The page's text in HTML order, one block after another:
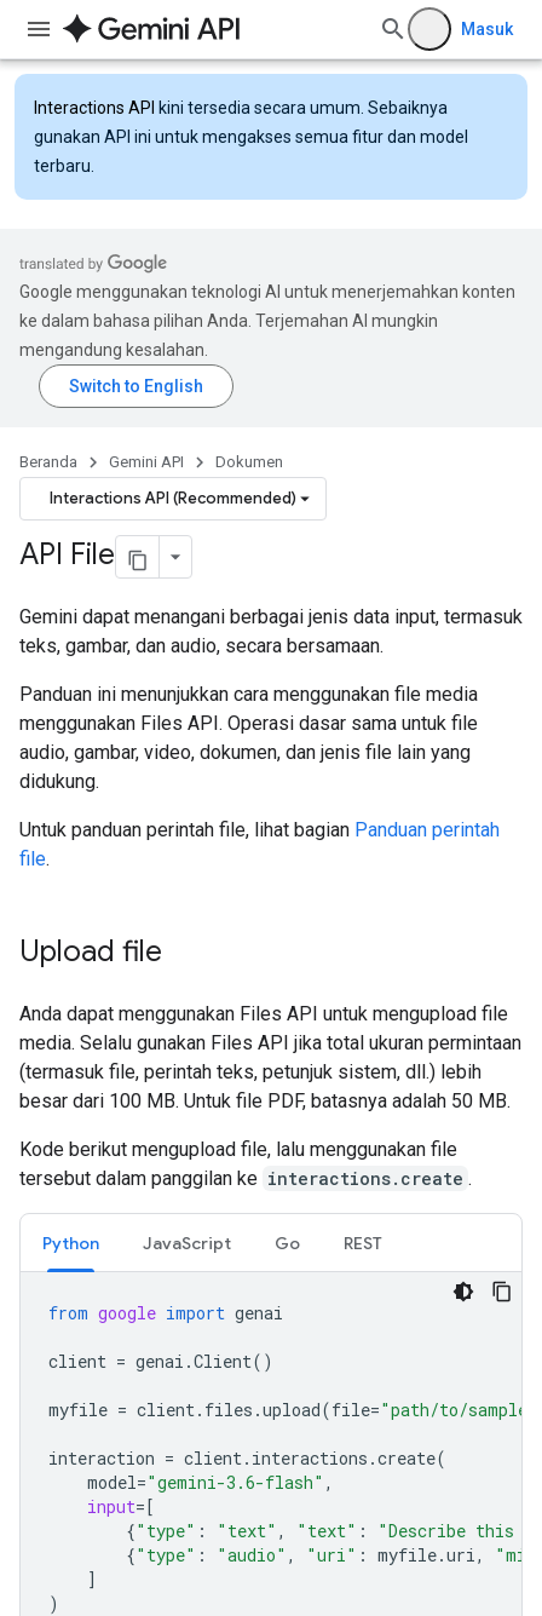
Masuk
Interactions API kini tersedia secara umum. Sebaiknya
gunakan API ini untuk mengakses semua fitur dan model
terbaru.
Google menggunakan teknologi AI untuk menerjemahkan konten
ke dalam bahasa pilihan Anda. Terjemahan AI mungkin
mengandung kesalahan.
Beranda Gemini API Dokumen
Interactions API (Recommended)
API File
Gemini dapat menangani berbagai jenis data input, termasuk
teks, gambar, dan audio, secara bersamaan.
Panduan ini menunjukkan cara menggunakan file media
menggunakan Files API. Operasi dasar sama untuk file
audio, gambar, video, dokumen, dan jenis file lain yang
didukung.
Untuk panduan perintah file, lihat bagian Panduan perintah
file.
Upload file
Anda dapat menggunakan Files API untuk mengupload file
media. Selalu gunakan Files API jika total ukuran permintaan
(termasuk file, perintah teks, petunjuk sistem, dll.) lebih
besar dari 100 MB. Untuk file PDF, batasnya adalah 50 MB.
Kode berikut mengupload file, lalu menggunakan file
tersebut dalam panggilan ke interactions.create .
Python JavaScript Go REST
from google import genai
client = genai .Client()
myfile = client. files .upload(file="path/to/
interaction = client. interactions .create(
model="gemini-3.6-flash" ,
input=[
{"type" : "text" , "text" :
"Describe this
{"type" : "audio" , "uri" : myfile.uri,
]
)